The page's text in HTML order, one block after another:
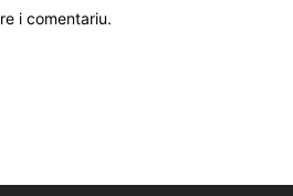
i comentariu.